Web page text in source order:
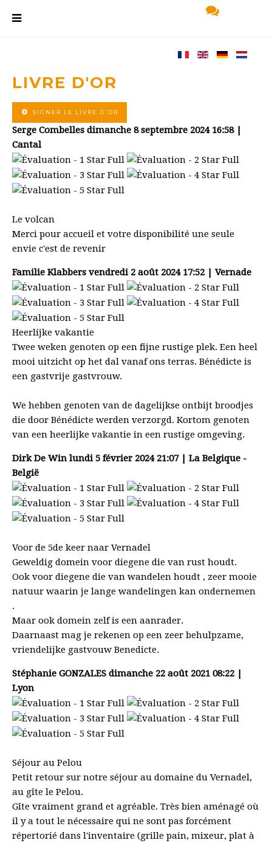
LIVRE D'OR
SIGNER LE LIVRE D'OR
Serge Combelles dimanche 8 septembre 2024 16:58 |
Cantal
Le volcan
Merci pour accueil et votre disponibilité une seule
envie c'est de revenir
Familie Klabbers vendredi 2 août 2024 17:52 | Vernade
Heerlijke vakantie
Twee weken genoten op een fijne rustige plek. Een heel
mooi uitzicht op het dal vanaf ons terras. Bénédicte is
een gastvrije gastvrouw.
We hebben genoten van de dagelijkse ontbijt broodjes
die door Bénédicte werden verzorgd. Kortom genoten
van een heerlijke vakantie in een rustige omgeving.
Dirk De Win lundi 5 février 2024 21:07 | La Belgique -
België
Voor de 5de keer naar Vernadel
Geweldig domein voor diegene die van rust houdt.
Ook voor diegene die van wandelen houdt , zeer mooie
natuur waarin je lange wandelingen kan ondernemen
.
Maar ook domein zelf is een aanrader.
Daarnaast mag je rekenen op een zeer behulpzame,
vriendelijke gastvouw Benedicte.
Stéphanie GONZALES dimanche 22 août 2021 08:22 |
Lyon
Séjour au Pelou
Petit retour sur notre séjour au domaine du Vernadel,
au gîte le Pelou.
Gîte vraiment grand et agréable. Très bien aménagé où
il y a tout le nécessaire qui ne sont pas forcément
répertorié dans l'inventaire (grille pain, mixeur, plat à